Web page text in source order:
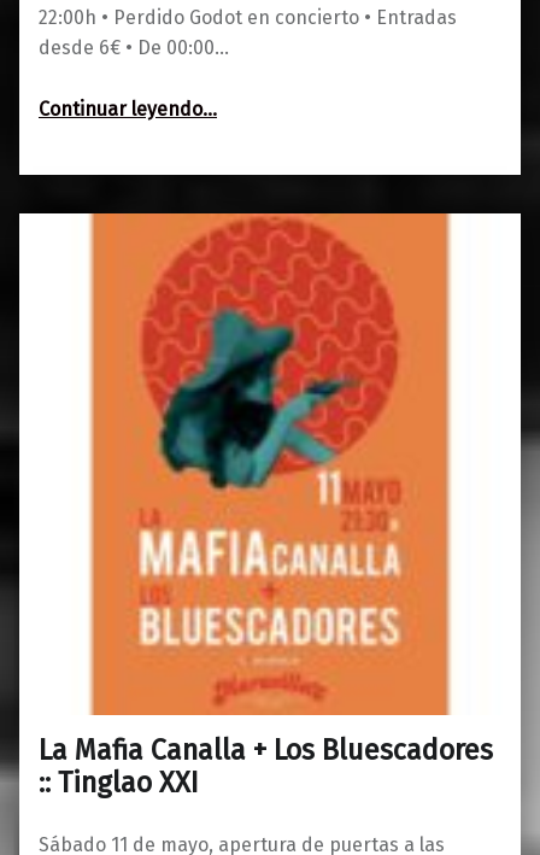
22:00h • Perdido Godot en concierto • Entradas
desde 6€ • De 00:00…
Continuar leyendo“Perdido Godot: Indie y psicodelia desde Sevilla • Tinglao XXV”
…
La Mafia Canalla + Los Bluescadores
:: Tinglao XXI
Sábado 11 de mayo, apertura de puertas a las
06/05/2019
0
Maravillas